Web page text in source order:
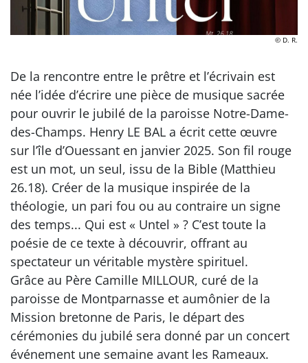
© D. R.
De la rencontre entre le prêtre et l’écrivain est
née l’idée d’écrire une pièce de musique sacrée
pour ouvrir le jubilé de la paroisse Notre-Dame-
des-Champs. Henry LE BAL a écrit cette œuvre
sur l’île d’Ouessant en janvier 2025. Son fil rouge
est un mot, un seul, issu de la Bible (Matthieu
26.18). Créer de la musique inspirée de la
théologie, un pari fou ou au contraire un signe
des temps... Qui est « Untel » ? C’est toute la
poésie de ce texte à découvrir, offrant au
spectateur un véritable mystère spirituel.
Grâce au Père Camille MILLOUR, curé de la
paroisse de Montparnasse et aumônier de la
Mission bretonne de Paris, le départ des
cérémonies du jubilé sera donné par un concert
événement une semaine avant les Rameaux.